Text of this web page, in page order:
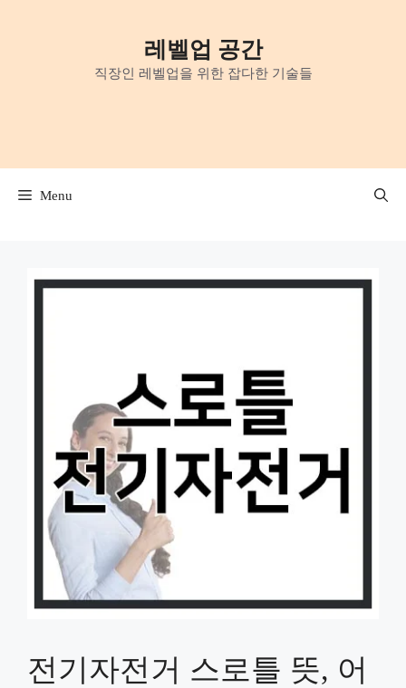
레벨업 공간
직장인 레벨업을 위한 잡다한 기술들
Menu
전기자전거 스로틀 뜻, 어